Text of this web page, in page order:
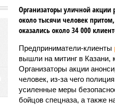
Организаторы уличной акции
около тысячи человек
оказались около 34 000
Предприниматели-клиенты
вышли на митинг в Казани,
Организаторы акции
человек, из-за чего
усиленные меры
бойцов спецназа, а также